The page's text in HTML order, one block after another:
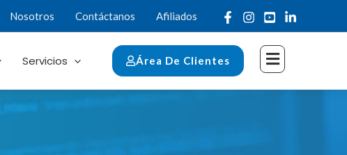
Nosotros Contáctanos Afiliados
Servicios Área De Clientes